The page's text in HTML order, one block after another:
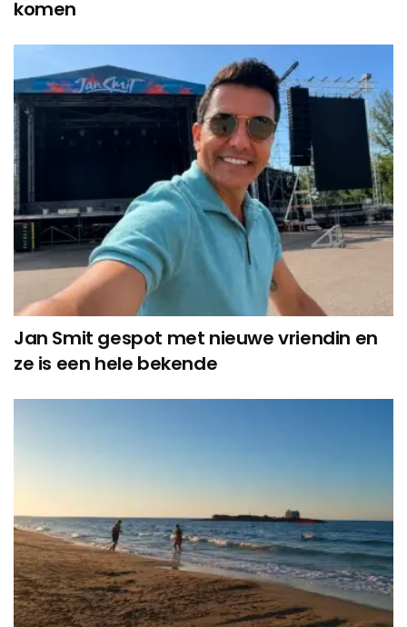
komen
Jan Smit gespot met nieuwe vriendin en
ze is een hele bekende